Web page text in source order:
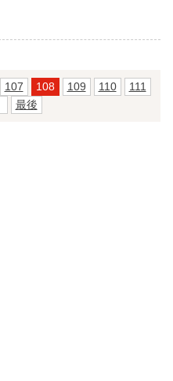
107 108 109 110
111
最後